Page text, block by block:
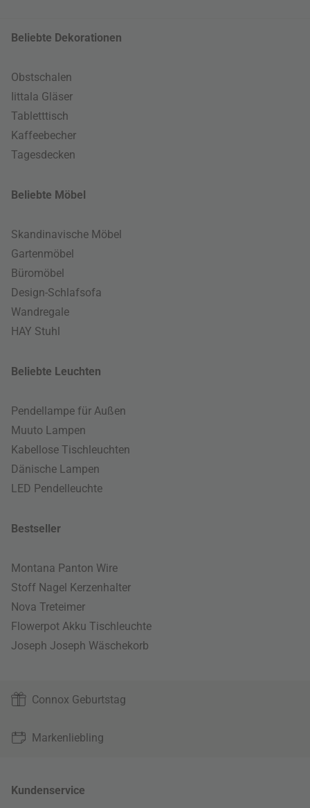
Beliebte Dekorationen
Obstschalen
Iittala Gläser
Tabletttisch
Kaffeebecher
Tagesdecken
Beliebte Möbel
Skandinavische Möbel
Gartenmöbel
Büromöbel
Design-Schlafsofa
Wandregale
HAY Stuhl
Beliebte Leuchten
Pendellampe für Außen
Muuto Lampen
Kabellose Tischleuchten
Dänische Lampen
LED Pendelleuchte
Bestseller
Montana Panton Wire
Stoff Nagel Kerzenhalter
Nova Treteimer
Flowerpot Akku Tischleuchte
Joseph Joseph Wäschekorb
Connox Geburtstag
Markenliebling
Kundenservice